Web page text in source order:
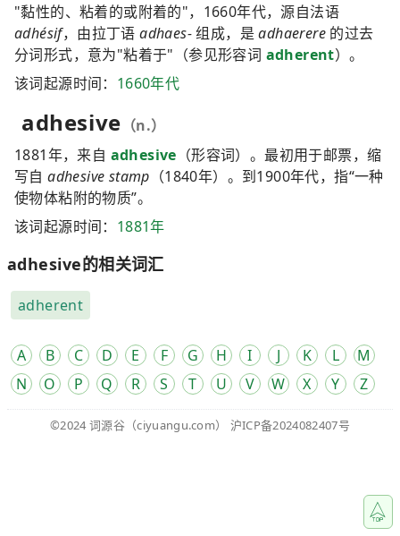
"黏性的、粘着的或附着的"，1660年代，源自法语
adhésif，由拉丁语adhaes-组成，是adhaerere 的过去
分词形式，意为"粘着于"（参见形容词 adherent）。
该词起源时间： 1660年代
adhesive （n.）
1881年，来自 adhesive （形容词）。最初用于邮票，缩
写自adhesive stamp （1840年）。到1900年代，指“一种
使物体粘附的物质”。
该词起源时间： 1881年
adhesive的相关词汇
adherent
A B C D E F G H I J K L
M
N
O P Q R S T U V W X Y Z
©2024 词源谷 （ciyuangu.com） 沪ICP备2024082407号